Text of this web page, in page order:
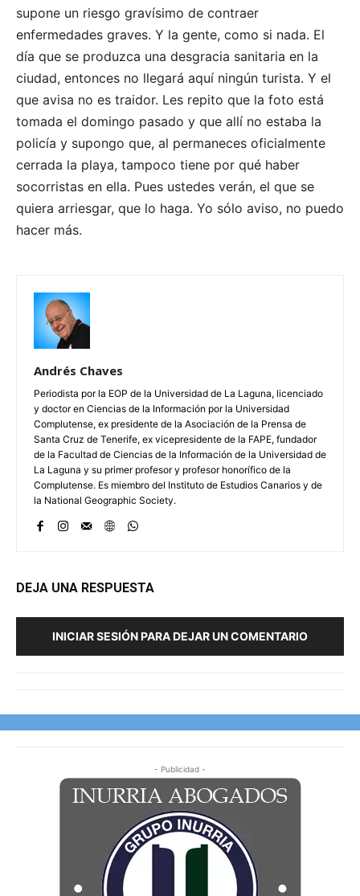
supone un riesgo gravísimo de contraer
enfermedades graves. Y la gente, como si nada. El
día que se produzca una desgracia sanitaria en la
ciudad, entonces no llegará aquí ningún turista. Y el
que avisa no es traidor. Les repito que la foto está
tomada el domingo pasado y que allí no estaba la
policía y supongo que, al permaneces oficialmente
cerrada la playa, tampoco tiene por qué haber
socorristas en ella. Pues ustedes verán, el que se
quiera arriesgar, que lo haga. Yo sólo aviso, no puedo
hacer más.
Andrés Chaves
Periodista por la EOP de la Universidad de La Laguna, licenciado
y doctor en Ciencias de la Información por la Universidad
Complutense, ex presidente de la Asociación de la Prensa de
Santa Cruz de Tenerife, ex vicepresidente de la FAPE, fundador
de la Facultad de Ciencias de la Información de la Universidad de
La Laguna y su primer profesor y profesor honorífico de la
Complutense. Es miembro del Instituto de Estudios Canarios y de
la National Geographic Society.
DEJA UNA RESPUESTA
INICIAR SESIÓN PARA DEJAR UN COMENTARIO
- Publicidad -